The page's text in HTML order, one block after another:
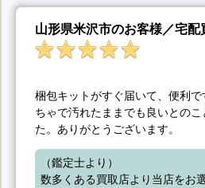
山形県米沢市のお客様／宅配
梱包キットがすぐ届いて、便利
ちゃで汚れたままでも良いとの
た。ありがとうございます。
（鑑定士より）
数多くある買取店より当店をお